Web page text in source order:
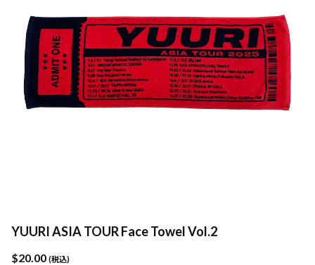
YUURI ASIA TOUR Face Towel Vol.2
$‌20.00 (税込)